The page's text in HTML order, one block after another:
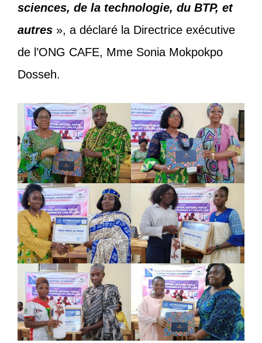
sciences, de la technologie, du BTP, et
autres », a déclaré la Directrice exécutive
de l’ONG CAFE, Mme Sonia Mokpokpo
Dosseh.